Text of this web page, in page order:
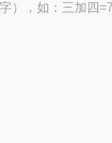
），如：三加四=7